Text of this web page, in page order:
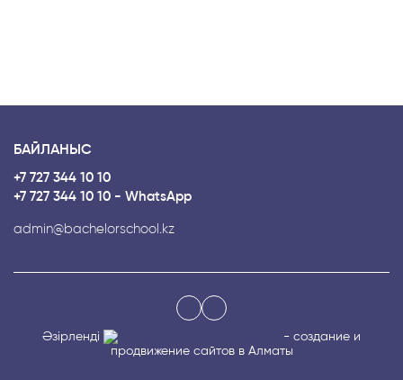
БАЙЛАНЫС
+7 727 344 10 10
+7 727 344 10 10 - WhatsApp
admin@bachelorschool.kz
Әзірленді
- создание и
продвижение сайтов в Алматы